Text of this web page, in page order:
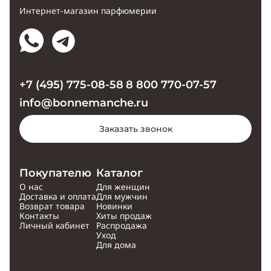
Интернет-магазин парфюмерии
Покупателю
О нас
Доставка и оплата
Возврат товара
Контакты
Личный кабинет
Каталог
Для женщин
Для мужчин
Новинки
Хиты продаж
Распродажа
Уход
Для дома
+7 (495) 775-08-58 8 800 770-07-57
info@bonnemanche.ru
Заказать звонок